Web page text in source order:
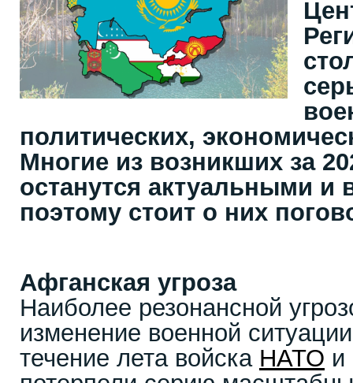
политических,
Многие из возникших за
останутся актуальными и
поэтому стоит о них
Афганская угроза
Наиболее резонансной
изменение военной
течение лета войска НАТО и